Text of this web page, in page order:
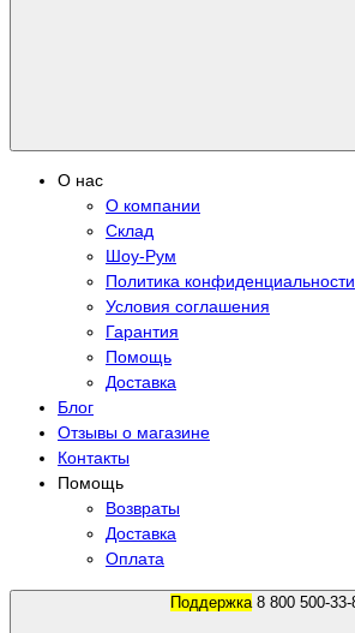
О нас
О компании
Склад
Шоу-Рум
Политика конфиденциальности
Условия соглашения
Гарантия
Помощь
Доставка
Блог
Отзывы о магазине
Контакты
Помощь
Возвраты
Доставка
Оплата
Поддержка